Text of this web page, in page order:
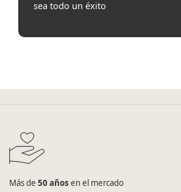
sea todo un éxito
Más de 50 años en el mercado